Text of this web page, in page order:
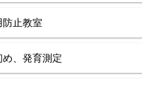
防止教室
め、発育測定